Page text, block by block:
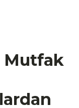
Mutfak